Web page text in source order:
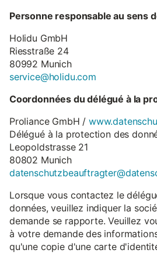
Personne responsable au sens
Holidu GmbH
Riesstraße 24
80992 Munich
service@holidu.com
Coordonnées du délégué à la
Proliance GmbH /
Délégué à la protection des
Leopoldstrasse 21
80802 Munich
Lorsque vous contactez le
données, veuillez indiquer la
demande se rapporte. Veuillez
à votre demande des
qu'une copie d'une carte